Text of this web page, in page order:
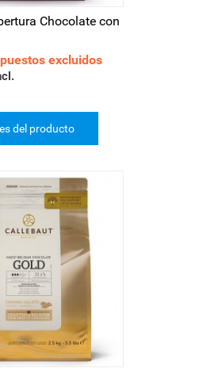
Chocolate con
excluidos
del producto